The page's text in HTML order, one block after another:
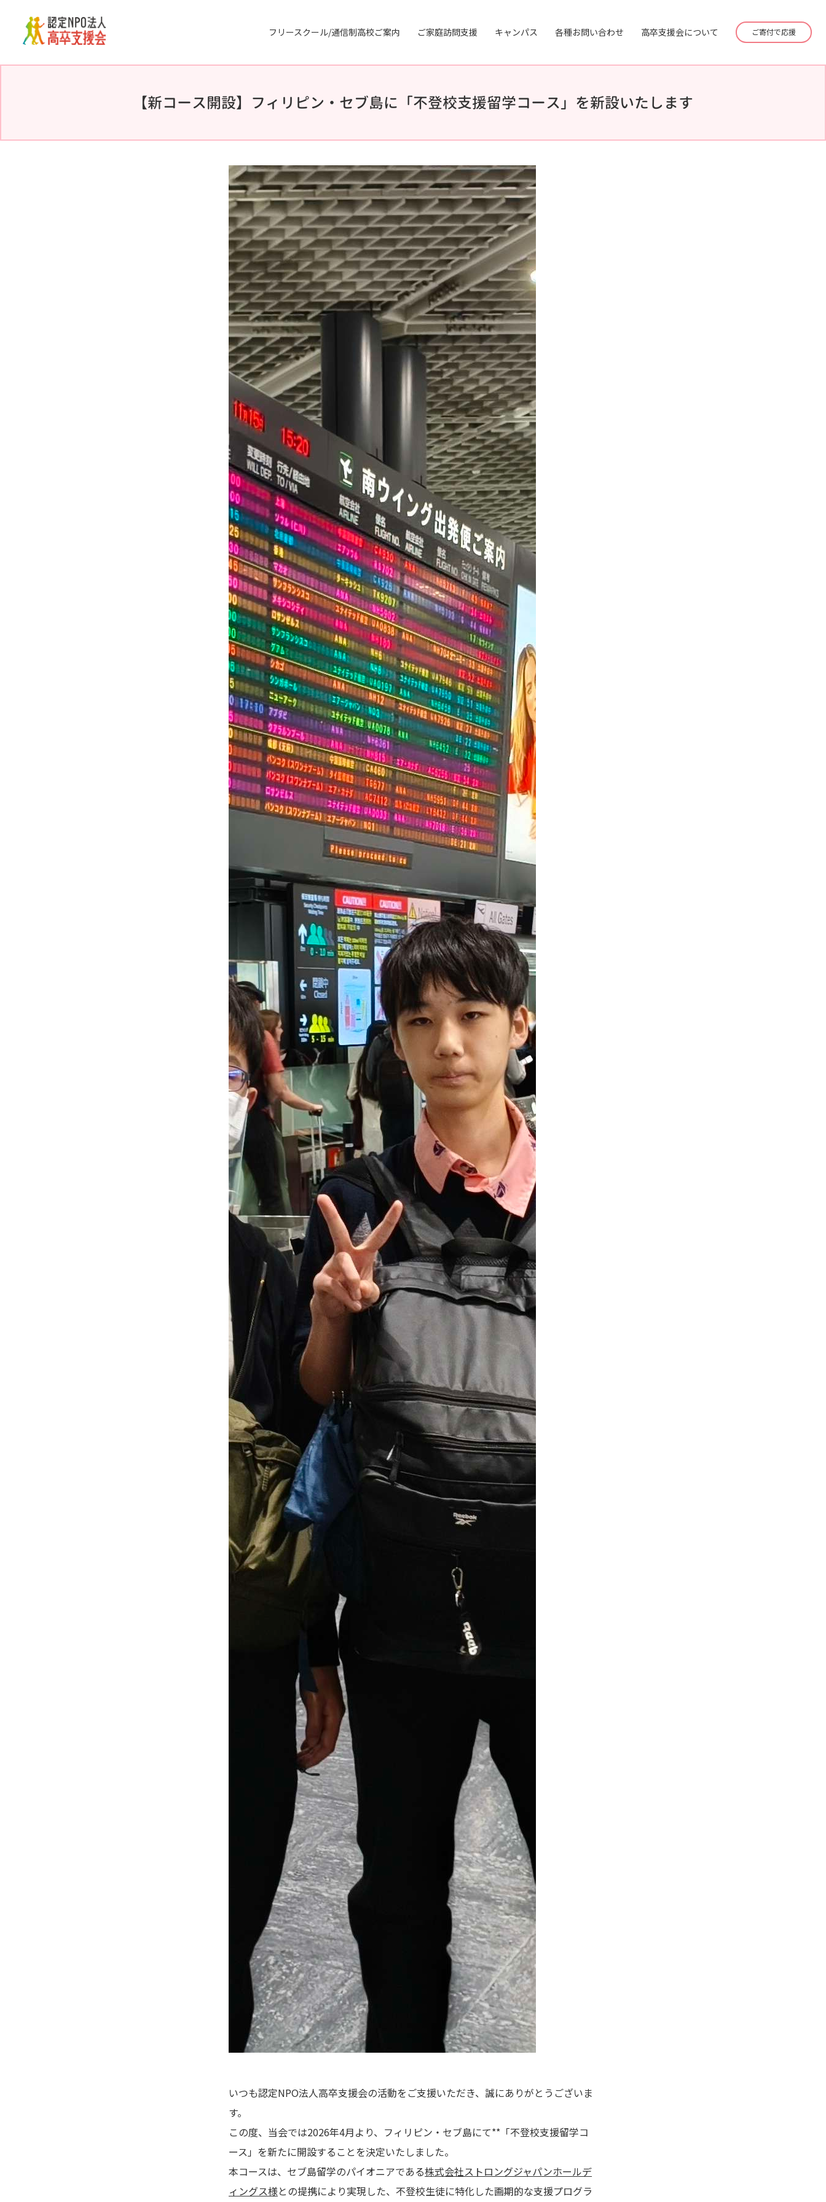
content
フリースクール/通信制高校ご案内 ご家庭訪問支援 キャンパス 各種お問い合わせ 高卒支援会について ご寄付で応援
【新コース開設】フィリピン・セブ島に「不登校支援留学コース」を新設いたします
いつも認定NPO法人高卒支援会の活動をご支援いただき、誠にありがとうございま
す。
この度、当会では2026年4月より、フィリピン・セブ島にて**「不登校支援留学コ
ース」を新たに開設することを決定いたしました。
本コースは、セブ島留学のパイオニアである株式会社ストロングジャパンホールデ
ィングス様との提携により実現した、不登校生徒に特化した画期的な支援プログラ